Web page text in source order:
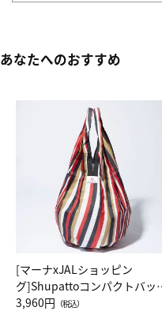
あなたへのおすすめ
[マーナxJALショッピン
グ]Shupattoコンパクトバッ
Drop JAL客室乗務員（LC）ス
3,960円 （税込）